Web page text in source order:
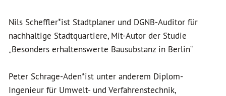
Nils Scheffler*ist Stadtplaner und DGNB-Auditor für
nachhaltige Stadtquartiere, Mit-Autor der Studie
„Besonders erhaltenswerte Bausubstanz in Berlin“
Peter Schrage-Aden*ist unter anderem Diplom-
Ingenieur für Umwelt- und Verfahrenstechnik,